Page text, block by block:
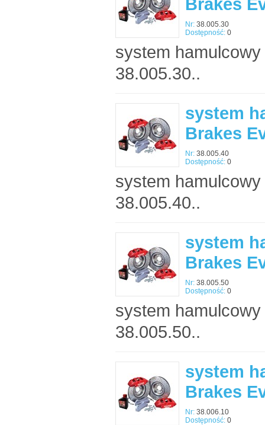
Nr: 38.005.30
Dostępność: 0
system
38.005.30..
system
Brakes
Nr: 38.005.40
Dostępność: 0
system
38.005.40..
system
Brakes
Nr: 38.005.50
Dostępność: 0
system
38.005.50..
system
Brakes
Nr: 38.006.10
Dostępność: 0